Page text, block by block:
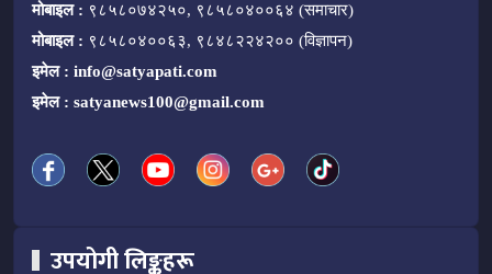
मोबाइल : ९८५८०७४२५०, ९८५८०४००६४ (समाचार)
मोबाइल : ९८५८०४००६३, ९८४८२२४२०० (विज्ञापन)
इमेल : info@satyapati.com
इमेल : satyanews100@gmail.com
उपयोगी लिङ्कहरू